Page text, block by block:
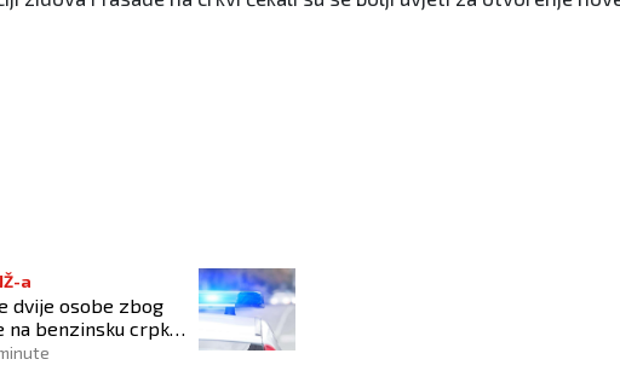
a
dvije osobe zbog
na benzinsku crpku